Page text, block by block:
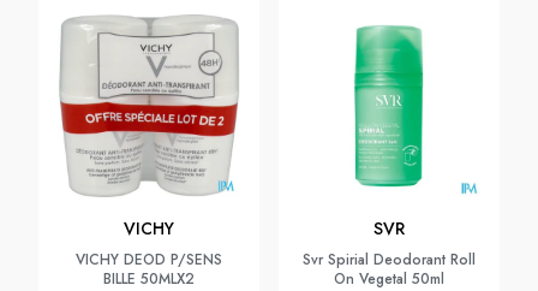
VICHY
VICHY DEOD P/SENS
BILLE 50MLX2
SVR
Svr Spirial Deodorant Roll
On Vegetal 50ml